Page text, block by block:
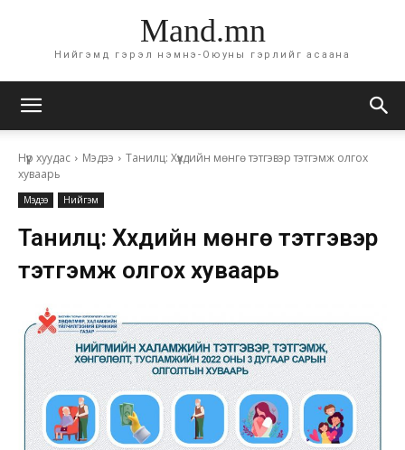
Mand.mn
Нийгэмд гэрэл нэмнэ-Оюуны гэрлийг асаана
Нүүр хуудас Мэдээ
Танилц: Хүүхдийн мөнгө тэтгэвэр тэтгэмж олгох
хуваарь
Мэдээ Нийгэм
Танилц: Хүүхдийн мөнгө тэтгэвэр
тэтгэмж олгох хуваарь